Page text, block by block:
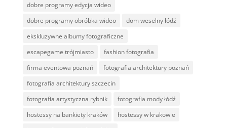
dobre programy edycja wideo
dobre programy obróbka wideo
dom weselny łódź
ekskluzywne albumy fotograficzne
escapegame trójmiasto
fashion fotografia
firma eventowa poznań
fotografia architektury poznań
fotografia architektury szczecin
fotografia artystyczna rybnik
fotografia mody łódź
hostessy na bankiety kraków
hostessy w krakowie